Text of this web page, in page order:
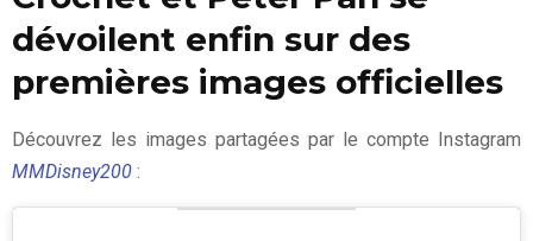
dévoilent enfin sur des
premières images officielles
Découvrez les images partagées par le compte Instagram
MMDisney200 :